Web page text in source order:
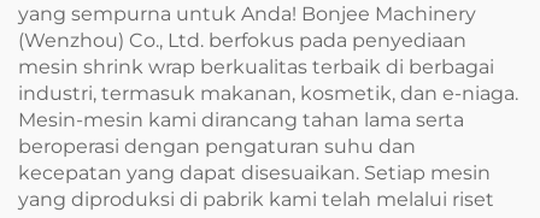
yang sempurna untuk Anda! Bonjee Machinery
(Wenzhou) Co., Ltd. berfokus pada penyediaan
mesin shrink wrap berkualitas terbaik di berbagai
industri, termasuk makanan, kosmetik, dan e-niaga.
Mesin-mesin kami dirancang tahan lama serta
beroperasi dengan pengaturan suhu dan
kecepatan yang dapat disesuaikan. Setiap mesin
yang diproduksi di pabrik kami telah melalui riset